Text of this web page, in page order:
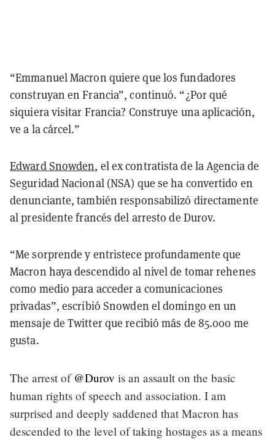
“Emmanuel Macron quiere que los fundadores
construyan en Francia”, continuó. “¿Por qué
siquiera visitar Francia? Construye una aplicación,
ve a la cárcel.”
Edward Snowden, el ex contratista de la Agencia de
Seguridad Nacional (NSA) que se ha convertido en
denunciante, también responsabilizó directamente
al presidente francés del arresto de Durov.
“Me sorprende y entristece profundamente que
Macron haya descendido al nivel de tomar rehenes
como medio para acceder a comunicaciones
privadas”, escribió Snowden el domingo en un
mensaje de Twitter que recibió más de 85.000 me
gusta.
The arrest of @Durov is an assault on the basic
human rights of speech and association. I am
surprised and deeply saddened that Macron has
descended to the level of taking hostages as a means